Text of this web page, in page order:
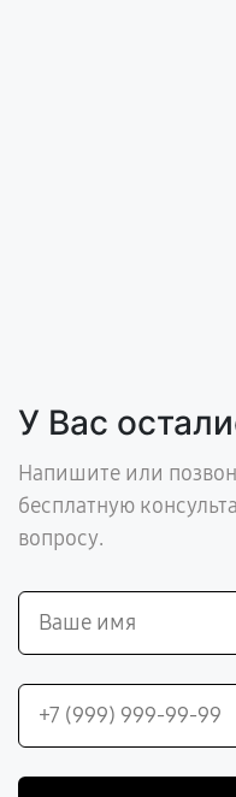
У Вас
Напишите или
бесплатную
вопросу.